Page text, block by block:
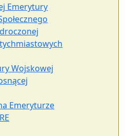
Emerytury
Wojskowej
Emeryturze